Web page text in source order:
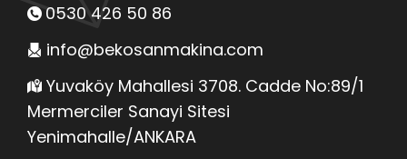
0530 426 50 86
info@bekosanmakina.com
Yuvaköy Mahallesi 3708. Cadde No:89/1
Mermerciler Sanayi Sitesi
Yenimahalle/ANKARA